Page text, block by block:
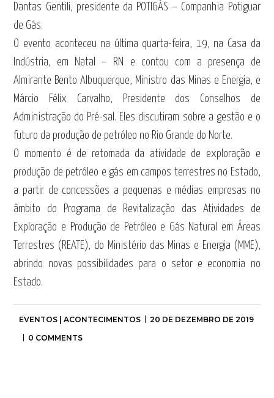
Dantas Gentili, presidente da POTIGÁS – Companhia Potiguar
de Gás.
O evento aconteceu na última quarta-feira, 19, na Casa da
Indústria, em Natal – RN e contou com a presença de
Almirante Bento Albuquerque, Ministro das Minas e Energia, e
Márcio Félix Carvalho, Presidente dos Conselhos de
Administração do Pré-sal. Eles discutiram sobre a gestão e o
futuro da produção de petróleo no Rio Grande do Norte.
O momento é de retomada da atividade de exploração e
produção de petróleo e gás em campos terrestres no Estado,
a partir de concessões a pequenas e médias empresas no
âmbito do Programa de Revitalização das Atividades de
Exploração e Produção de Petróleo e Gás Natural em Áreas
Terrestres (REATE), do Ministério das Minas e Energia (MME),
abrindo novas possibilidades para o setor e economia no
Estado.
EVENTOS | ACONTECIMENTOS
20 DE DEZEMBRO DE 2019
0 COMMENTS